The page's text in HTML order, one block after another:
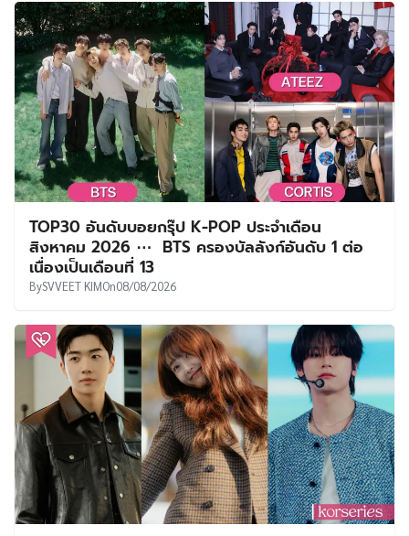
TOP30 อันดับบอยกรุ๊ป K-POP ประจำเดือน
สิงหาคม 2026 ⋯ BTS ครองบัลลังก์อันดับ 1 ต่อ
เนื่องเป็นเดือนที่ 13
BySVVEET KIMOn08/08/2026